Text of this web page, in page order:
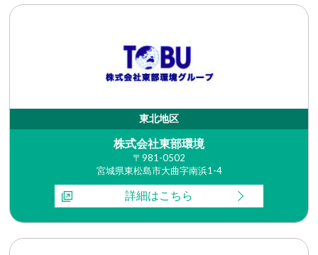
東北地区
株式会社東部環境
〒981-0502
宮城県東松島市大曲字南浜1-4
詳細はこちら